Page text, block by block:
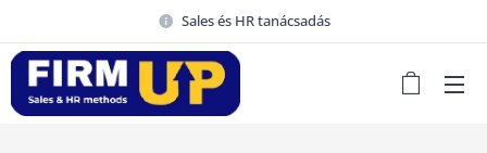
Sales és HR tanácsadás